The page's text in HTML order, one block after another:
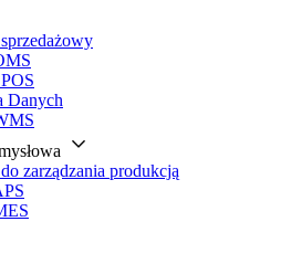
Danych
zarządzania produkcją